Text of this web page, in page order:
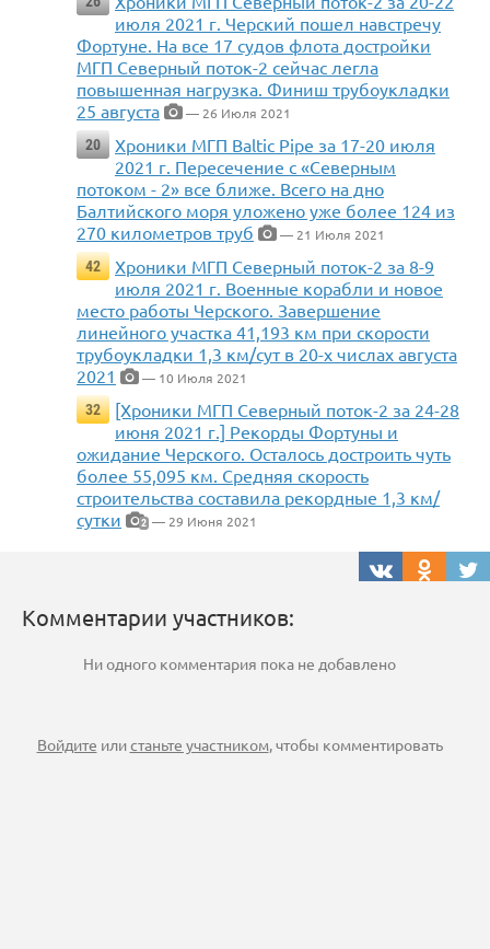
июля 2021 г. Черский пошел навстречу
Фортуне. На все 17 судов флота достройки
МГП Северный поток-2 сейчас легла
повышенная нагрузка. Финиш трубоукладки
25 августа
— 26 Июля 2021
20
Хроники МГП Baltic Pipe за 17-20 июля
2021 г. Пересечение с «Северным
потоком - 2» все ближе. Всего на дно
Балтийского моря уложено уже более 124 из
270 километров труб
— 21 Июля 2021
42
Хроники МГП Северный поток-2 за 8-9
июля 2021 г. Военные корабли и новое
место работы Черского. Завершение
линейного участка 41,193 км при скорости
трубоукладки 1,3 км/сут в 20-х числах августа
2021
— 10 Июля 2021
32
[Хроники МГП Северный поток-2 за 24-28
июня 2021 г.] Рекорды Фортуны и
ожидание Черского. Осталось достроить чуть
более 55,095 км. Средняя скорость
строительства составила рекордные 1,3 км/
сутки
2 — 29 Июня 2021
Комментарии участников:
Ни одного комментария пока не добавлено
Войдите илистаньте участником, чтобы комментировать